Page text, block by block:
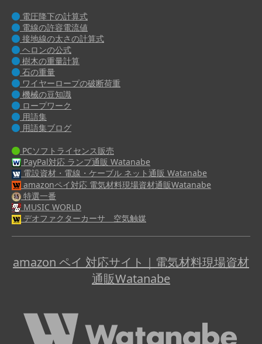
電圧降下の計算式
電線の許容電流値
接地線の太さの計算式
ヘロンの公式
樹木の重量計算
石の重量
ワイヤーロープの破断荷重
機械の豆知識
ロープワーク
用語集
用語集ブログ
PCソフトライセンス販売
PayPal対応 ランプ通販 Watanabe
電設資材・電線・ケーブル ネット通販 Watanabe
amazonペイ対応 電気材料現場資材通販Watanabe
特選一番
MUSIC WORLD
デオファクターカーサ 空気触媒
amazon ペイ 対応サイト｜電気材料現場資材
通販Watanabe